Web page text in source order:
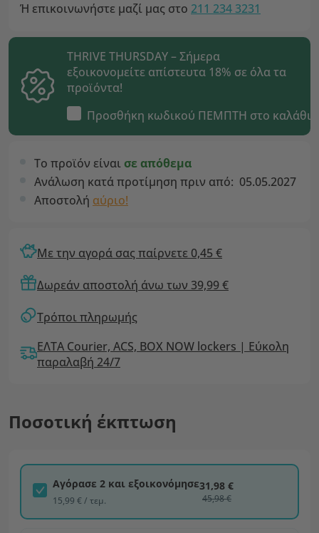
Ή επικοινωνήστε μαζί μας στο 211 234 3231
THRIVE THURSDAY – Σήμερα
εξοικονομείτε απίστευτα 18% σε όλα τα
προϊόντα!
Προσθήκη κωδικού ΠΕΜΠΤΗ στο καλάθι
Το προϊόν είναι σε απόθεμα
Ανάλωση κατά προτίμηση πριν από: 05.05.2027
Αποστολή αύριο!
Με την αγορά σας παίρνετε 0,45 €
Δωρεάν αποστολή άνω των 39,99 €
Τρόποι πληρωμής
ΕΛΤΑ Courier, ACS, BOX NOW lockers | Εύκολη
παραλαβή 24/7
Ποσοτική έκπτωση
Αγόρασε 2 και εξοικονόμησε
15,99 € / τεμ.
31,98 €
45,98 €